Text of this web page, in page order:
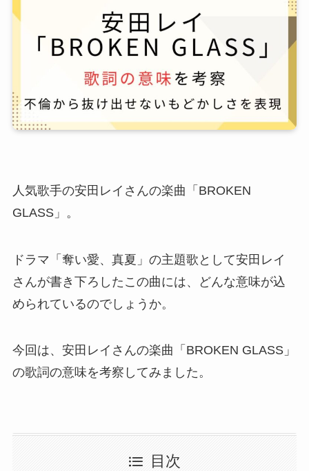
人気歌手の安田レイさんの楽曲「BROKEN
GLASS」。
ドラマ「奪い愛、真夏」の主題歌として安田レイ
さんが書き下ろしたこの曲には、どんな意味が込
められているのでしょうか。
今回は、安田レイさんの楽曲「BROKEN GLASS」
の歌詞の意味を考察してみました。
目次